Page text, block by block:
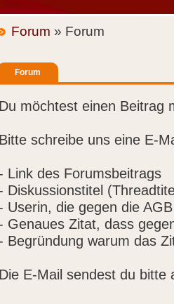
Forum » Forum
Forum
Du möchtest einen Beitrag
Bitte schreibe uns eine E-
- Link des Forumsbeitrags
- Diskussionstitel
- Userin, die gegen die
- Genaues Zitat, dass
- Begründung warum das
Die E-Mail sendest du bitte